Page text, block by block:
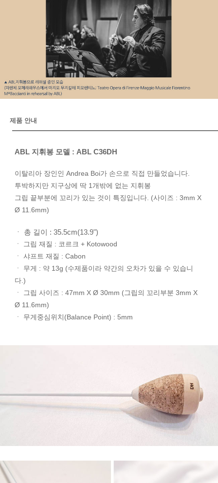
제품 안내
ABL 지휘봉 모델 : ABL C36DH
이탈리아 장인인 Andrea Boi가 손으로 직접 만들었습니다.
투박하지만 지구상에 딱 1개밖에 없는 지휘봉
그립 끝부분에 꼬리가 있는 것이 특징입니다. (사이즈 : 3mm X
Ø 11.6mm)
ㆍ 총 길이 : 35.5cm(13.9")
ㆍ 그립 재질 : 코르크 + Kotowood
ㆍ 샤프트 재질 : Cabon
ㆍ 무게 : 약 13g (수제품이라 약간의 오차가 있을 수 있습니
다.)
ㆍ 그립 사이즈 : 47mm X Ø 30mm (그립의 꼬리부분 3mm X
Ø 11.6mm)
ㆍ 무게중심위치(Balance Point) : 5mm